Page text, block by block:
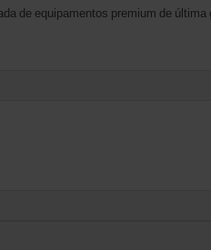
de equipamentos premium de